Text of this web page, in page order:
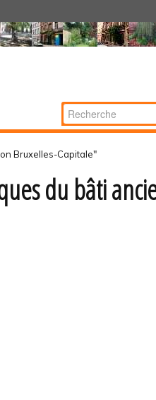
Chercher par
Recherche
Bruxelles-Capitale"
du bâti